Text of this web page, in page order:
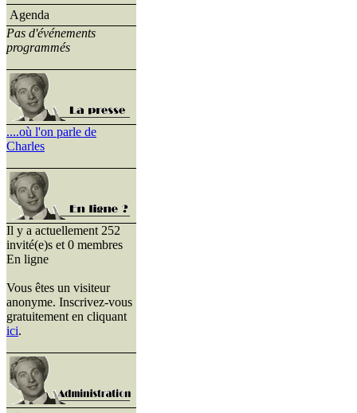
Agenda
Pas d'événements
programmés
....où l'on parle de
Charles
Il y a actuellement 252
invité(e)s et 0 membres
En ligne
Vous êtes un visiteur
anonyme. Inscrivez-vous
gratuitement en cliquant
ici.